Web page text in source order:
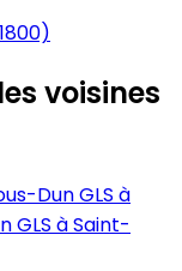
voisines
DunGLS à
GLS à Saint-